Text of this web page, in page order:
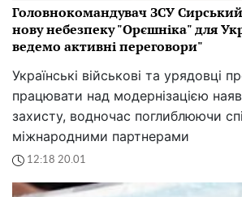
Головнокомандувач ЗСУ
нову небезпеку "Орєшніка" для
ведемо активні переговори"
Українські військові та урядовці
працювати над модернізацією
захисту, водночас поглиблюючи
міжнародними партнерами
12:18 20.01